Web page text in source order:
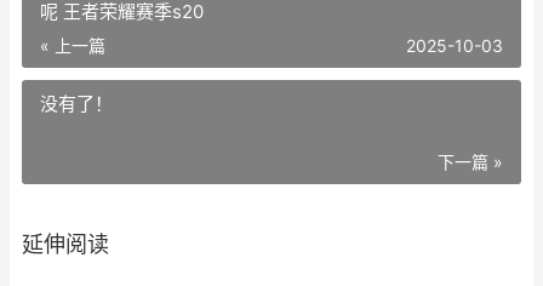
呢 王者荣耀赛季s20
« 上一篇 2025-10-03
没有了！
下一篇 »
延伸阅读